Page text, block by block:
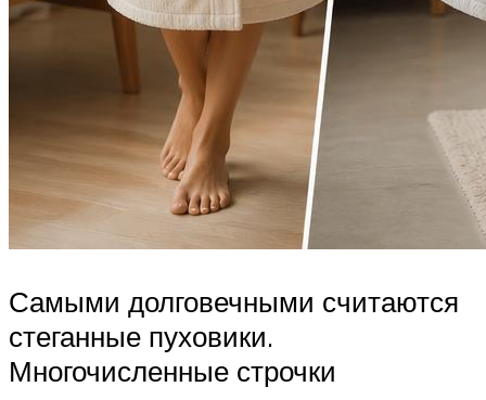
Самыми долговечными считаются
стеганные пуховики.
Многочисленные строчки